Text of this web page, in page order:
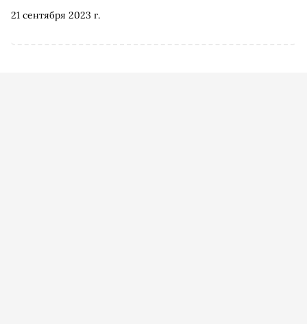
21 сентября 2023 г.
сходить на ближайшей неделе